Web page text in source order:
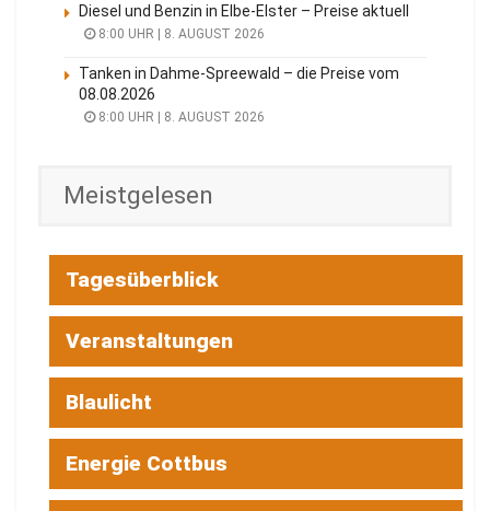
Diesel und Benzin in Elbe-Elster – Preise aktuell
8:00 UHR | 8. AUGUST 2026
Tanken in Dahme-Spreewald – die Preise vom
08.08.2026
8:00 UHR | 8. AUGUST 2026
Meistgelesen
Tagesüberblick
Veranstaltungen
Blaulicht
Energie Cottbus